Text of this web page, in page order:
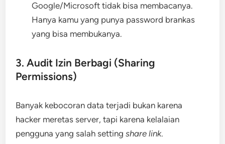
Google/Microsoft tidak bisa membacanya.
Hanya kamu yang punya password brankas
yang bisa membukanya.
3. Audit Izin Berbagi (Sharing
Permissions)
Banyak kebocoran data terjadi bukan karena
hacker meretas server, tapi karena kelalaian
pengguna yang salah settingshare link.